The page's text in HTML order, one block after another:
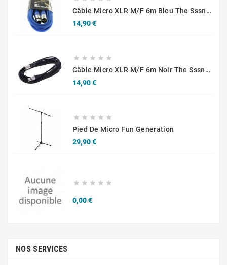
Câble Micro XLR M/F 6m Bleu The Sssnake SM6BL
14,90 €Prix
    
Câble Micro XLR M/F 6m Noir The Sssnake SM6BK
14,90 €Prix
    
Pied De Micro Fun Generation
29,90 €Prix
    
0,00 €Prix
NOS SERVICES